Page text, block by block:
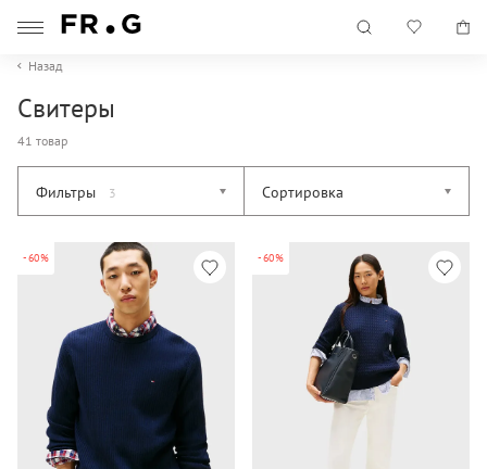
Назад
Свитеры
41 товар
Фильтры 3 Сортировка
-60% -60%